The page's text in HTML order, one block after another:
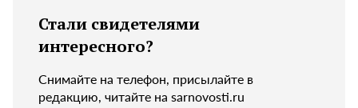
Стали свидетелями
интересного?
Снимайте на телефон, присылайте в
редакцию, читайте на sarnovosti.ru